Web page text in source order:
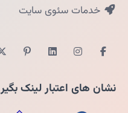
خدمات سئوی سایت
نشان های اعتبار لینک بگیر